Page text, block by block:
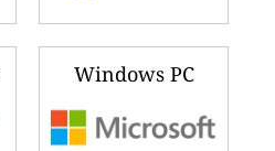
Windows PC